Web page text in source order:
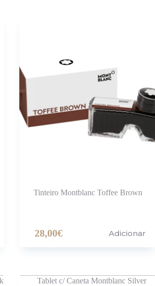
Tinteiro Montblanc Toffee Brown
28,00€ Adicionar